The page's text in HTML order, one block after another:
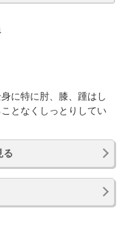
に特に肘、膝、踵はし
となくしっとりしてい
る